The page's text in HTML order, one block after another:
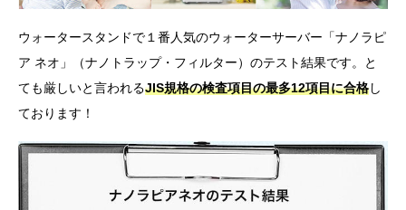
ウォータースタンドで１番人気のウォーターサーバー「ナノラピ
ア ネオ」（ナノトラップ・フィルター）のテスト結果です。と
ても厳しいと言われるJIS規格の検査項目の最多12項目に合格し
ております！